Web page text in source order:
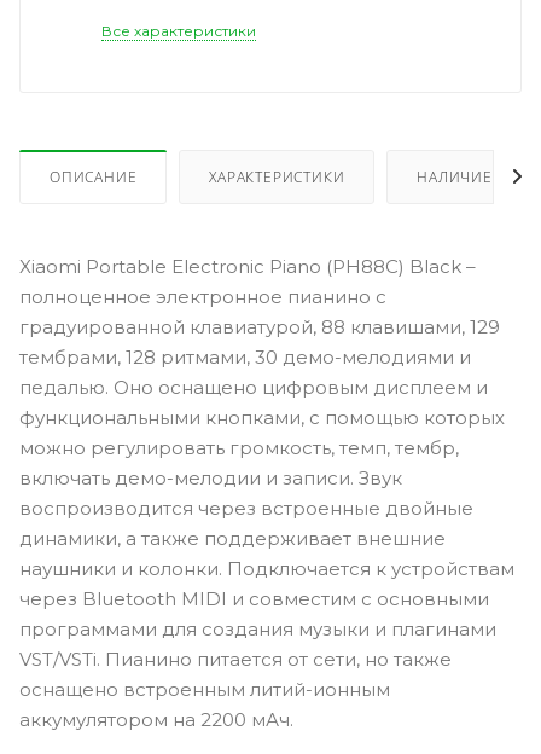
Все характеристики
ОПИСАНИЕ ХАРАКТЕРИСТИКИ НАЛИЧИЕ
Xiaomi Portable Electronic Piano (PH88C) Black –
полноценное электронное пианино с
градуированной клавиатурой, 88 клавишами, 129
тембрами, 128 ритмами, 30 демо-мелодиями и
педалью. Оно оснащено цифровым дисплеем и
функциональными кнопками, с помощью которых
можно регулировать громкость, темп, тембр,
включать демо-мелодии и записи. Звук
воспроизводится через встроенные двойные
динамики, а также поддерживает внешние
наушники и колонки. Подключается к устройствам
через Bluetooth MIDI и совместим с основными
программами для создания музыки и плагинами
VST/VSTi. Пианино питается от сети, но также
оснащено встроенным литий-ионным
аккумулятором на 2200 мАч.